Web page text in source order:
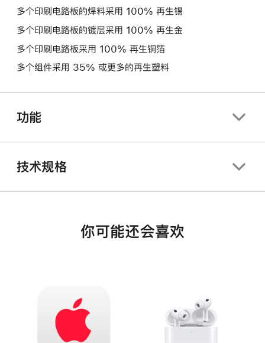
多个印刷电路板的焊料采用 100% 再生锡
多个印刷电路板的镀层采用 100% 再生金
多个印刷电路板采用 100% 再生铜箔
多个组件采用 35% 或更多的再生塑料
功能
技术规格
你可能还会喜欢